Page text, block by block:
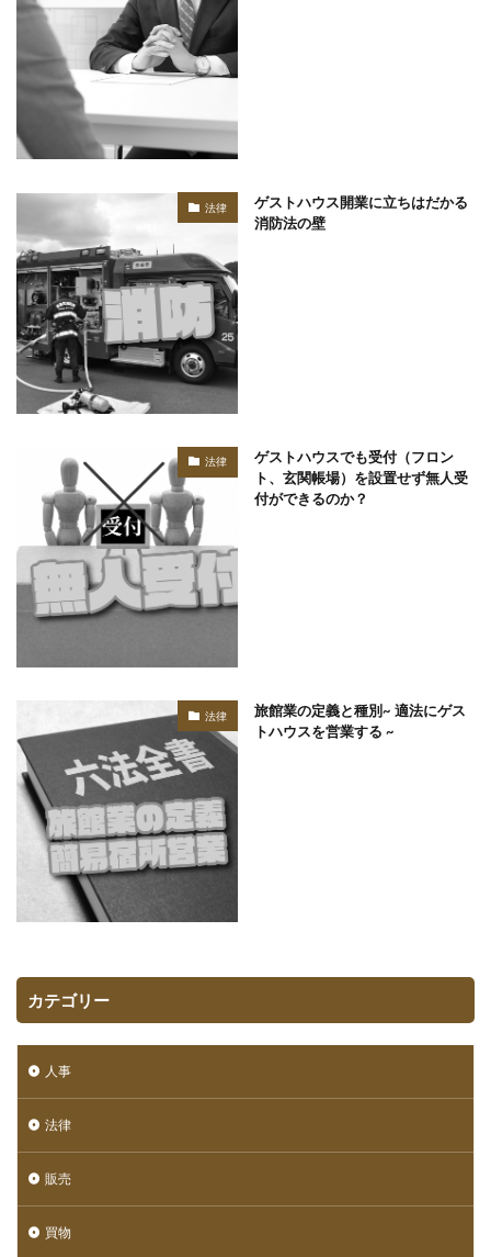
法律
ゲストハウス開業に立ちはだかる
消防法の壁
法律
ゲストハウスでも受付（フロン
ト、玄関帳場）を設置せず無人受
付ができるのか？
法律
旅館業の定義と種別~ 適法にゲス
トハウスを営業する ~
カテゴリー
人事
法律
販売
買物